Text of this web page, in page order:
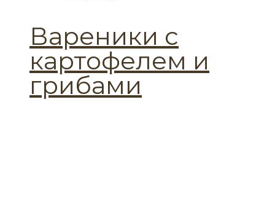
Вареники с
картофелем и
грибами